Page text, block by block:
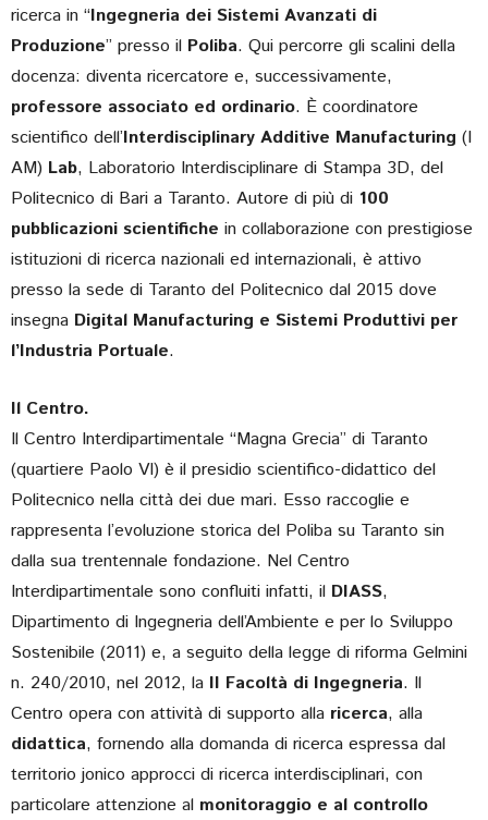
ricerca in “Ingegneria dei Sistemi Avanzati di
Produzione” presso il Poliba. Qui percorre gli scalini della
docenza: diventa ricercatore e, successivamente,
professore associato ed ordinario. È coordinatore
scientifico dell’Interdisciplinary Additive Manufacturing (I
AM) Lab, Laboratorio Interdisciplinare di Stampa 3D, del
Politecnico di Bari a Taranto. Autore di più di 100
pubblicazioni scientifiche in collaborazione con prestigiose
istituzioni di ricerca nazionali ed internazionali, è attivo
presso la sede di Taranto del Politecnico dal 2015 dove
insegna Digital Manufacturing e Sistemi Produttivi per
l’Industria Portuale.
Il Centro.
Il Centro Interdipartimentale “Magna Grecia” di Taranto
(quartiere Paolo VI) è il presidio scientifico-didattico del
Politecnico nella città dei due mari. Esso raccoglie e
rappresenta l’evoluzione storica del Poliba su Taranto sin
dalla sua trentennale fondazione. Nel Centro
Interdipartimentale sono confluiti infatti, il DIASS,
Dipartimento di Ingegneria dell’Ambiente e per lo Sviluppo
Sostenibile (2011) e, a seguito della legge di riforma Gelmini
n. 240/2010, nel 2012, la II Facoltà di Ingegneria. Il
Centro opera con attività di supporto alla ricerca, alla
didattica, fornendo alla domanda di ricerca espressa dal
territorio jonico approcci di ricerca interdisciplinari, con
particolare attenzione al monitoraggio e al controllo